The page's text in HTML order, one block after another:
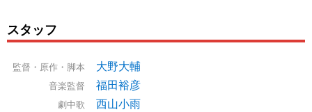
スタッフ
監督・原作・脚本 大野大輔
音楽監督 福田裕彦
劇中歌
西山小雨